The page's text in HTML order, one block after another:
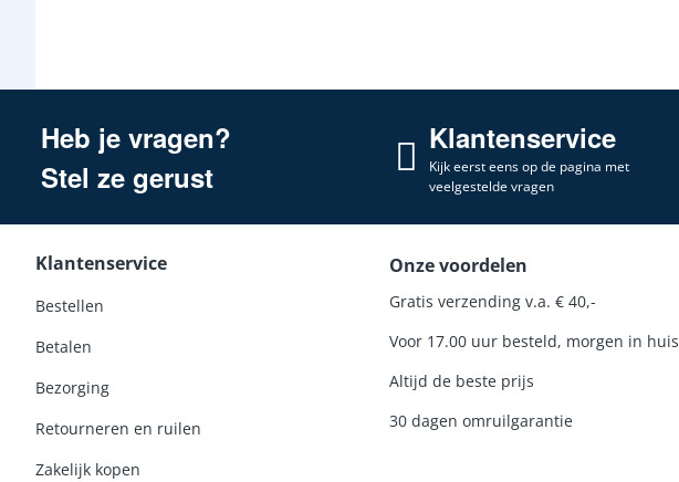
Heb je vragen?
Stel ze gerust
Klantenservice
Kijk eerst eens op de pagina met
veelgestelde vragen
Klantenservice
Bestellen
Betalen
Bezorging
Retourneren en ruilen
Zakelijk kopen
Onze voordelen
Gratis verzending v.a. € 40,-
Voor 17.00 uur besteld, morgen in huis
Altijd de beste prijs
30 dagen omruilgarantie